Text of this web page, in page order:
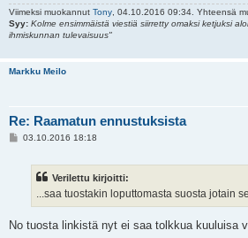
Viimeksi muokannut Tony , 04.10.2016 09:34. Yhteensä
Syy: Kolme ensimmäistä viestiä siirretty omaksi ketjuksi
ihmiskunnan tulevaisuus"
Markku Meilo
Re: Raamatun ennustuksista
V03.10.2016 18:18
Verilettu kirjoitti:
...saa tuostakin loputtomasta suosta jotain
No tuosta linkistä nyt ei saa tolkkua kuuluisa